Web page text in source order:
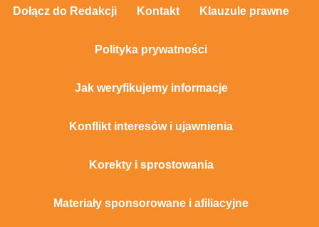
Dołącz do Redakcji Kontakt Klauzule prawne
Polityka prywatności
Jak weryfikujemy informacje
Konflikt interesów i ujawnienia
Korekty i sprostowania
Materiały sponsorowane i afiliacyjne